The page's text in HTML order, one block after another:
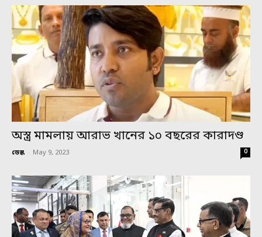
অস্ত্র মামলায় আরাভ খানের ১০ বছরের কারাদণ্ড
ডেস্ক - May 9, 2023 0